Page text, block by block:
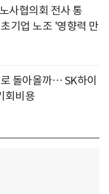
사협의회 전사 통
기업 노조 '영향력 만
돌아올까… SK하이
회비용